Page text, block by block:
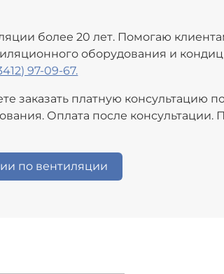
более 20 лет. Помогаю
оборудования и
97-09-67.
заказать платную консультацию
Оплата после консультации.
по вентиляции